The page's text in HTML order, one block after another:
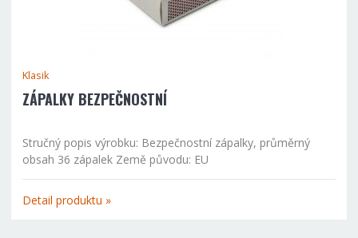
Klasik
ZÁPALKY BEZPEČNOSTNÍ
Stručný popis výrobku: Bezpečnostní zápalky, průměrný
obsah 36 zápalek Země původu: EU
Detail produktu »